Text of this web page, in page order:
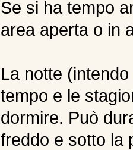
Se si ha tempo
area aperta o in
La notte
tempo e le
dormire. Può
freddo e sotto la